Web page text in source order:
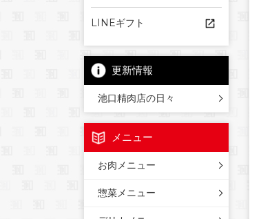
LINEギフト
更新情報
池口精肉店の日々
メニュー
お肉メニュー
惣菜メニュー